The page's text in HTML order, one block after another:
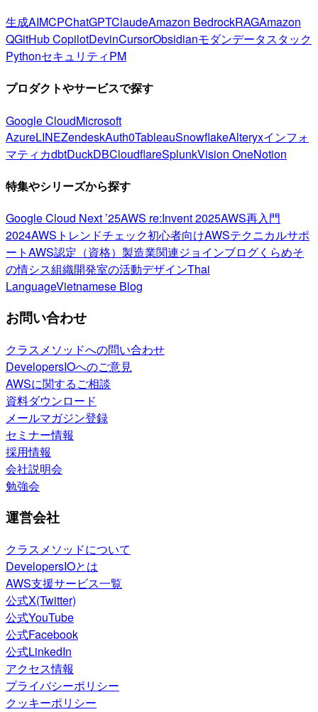
生成AIMCPChatGPTClaudeAmazon BedrockRAGAmazon
QGitHub CopilotDevinCursorObsidianモダンデータスタック
PythonセキュリティPM
プロダクトやサービスで探す
Google CloudMicrosoft
AzureLINEZendeskAuth0TableauSnowflakeAlteryxインフォ
マティカdbtDuckDBCloudflareSplunkVision OneNotion
特集やシリーズから探す
Google Cloud Next ’25AWS re:Invent 2025AWS再入門
2024AWSトレンドチェック初心者向けAWSテクニカルサポ
ートAWS認定（資格） 製造業関連ジョインブログくらめそ
の情シス組織開発室の活動デザインThai
LanguageVietnamese Blog
お問い合わせ
クラスメソッドへの問い合わせ
DevelopersIOへのご意見
AWSに関するご相談
資料ダウンロード
メールマガジン登録
セミナー情報
採用情報
会社説明会
勉強会
運営会社
クラスメソッドについて
DevelopersIOとは
AWS支援サービス一覧
公式X(Twitter)
公式YouTube
公式Facebook
公式LinkedIn
アクセス情報
プライバシーポリシー
クッキーポリシー